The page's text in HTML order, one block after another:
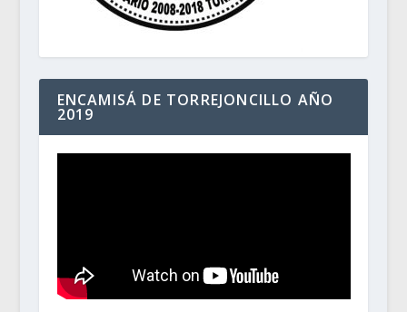
ENCAMISÁ DE TORREJONCILLO AÑO
2019